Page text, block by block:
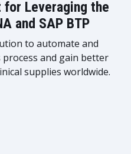
for Leveraging the
and SAP BTP
to automate and
and gain better
supplies worldwide.